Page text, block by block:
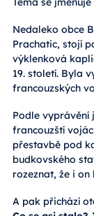
Nedaleko obce
Prachatic, stojí
výklenková
19. století. Byla
francouzských
Podle
francouzští
přestavbě pod
budkovského
rozeznat, že i
A pak přichází